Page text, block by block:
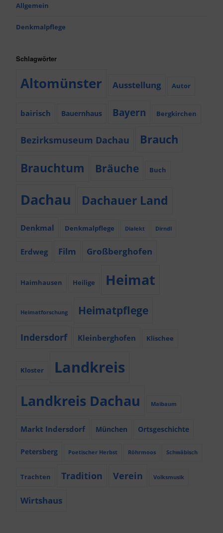
Allgemein
Denkmalpflege
Schlagwörter
Altomünster Ausstellung Autor
bairisch Bauernhaus Bayern Bergkirchen
Bezirksmuseum Dachau Brauch
Brauchtum Bräuche Buch
Dachau Dachauer Land
Denkmal Denkmalpflege Dialekt Dirndl
Erdweg Film Großberghofen
Haimhausen Heilige Heimat
Heimatforschung Heimatpflege
Indersdorf Kleinberghofen Klischee
Kloster Landkreis
Landkreis Dachau Maibaum
Markt Indersdorf München Ortsgeschichte
Petersberg Poetischer Herbst Röhrmoos Schwäbisch
Trachten Tradition Verein Volksmusik
Wirtshaus